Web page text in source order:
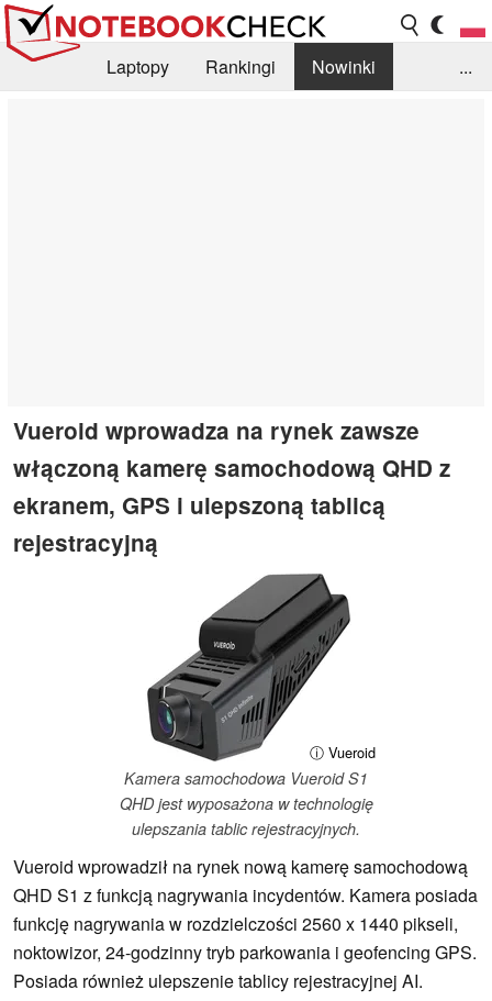
Laptopy Rankingi
Nowinki
...
Vueroid wprowadza na rynek zawsze
włączoną kamerę samochodową QHD z
ekranem, GPS i ulepszoną tablicą
rejestracyjną
ⓘ Vueroid
Kamera samochodowa Vueroid S1
QHD jest wyposażona w technologię
ulepszania tablic rejestracyjnych.
Vueroid wprowadził na rynek nową kamerę samochodową
QHD S1 z funkcją nagrywania incydentów. Kamera posiada
funkcję nagrywania w rozdzielczości 2560 x 1440 pikseli,
noktowizor, 24-godzinny tryb parkowania i geofencing GPS.
Posiada również ulepszenie tablicy rejestracyjnej AI.